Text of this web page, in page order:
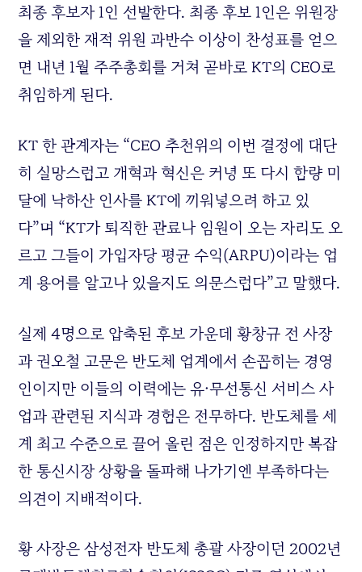
최종 후보자 1인 선발한다. 최종 후보 1인은 위원장
을 제외한 재적 위원 과반수 이상이 찬성표를 얻으
면 내년 1월 주주총회를 거쳐 곧바로 KT의 CEO로
취임하게 된다.
KT 한 관계자는 “CEO 추천위의 이번 결정에 대단
히 실망스럽고 개혁과 혁신은 커녕 또 다시 함량 미
달에 낙하산 인사를 KT에 끼워넣으려 하고 있
다”며 “KT가 퇴직한 관료나 임원이 오는 자리도 오
르고 그들이 가입자당 평균 수익(ARPU)이라는 업
계 용어를 알고나 있을지도 의문스럽다”고 말했다.
실제 4명으로 압축된 후보 가운데 황창규 전 사장
과 권오철 고문은 반도체 업계에서 손꼽히는 경영
인이지만 이들의 이력에는 유·무선통신 서비스 사
업과 관련된 지식과 경험은 전무하다. 반도체를 세
계 최고 수준으로 끌어 올린 점은 인정하지만 복잡
한 통신시장 상황을 돌파해 나가기엔 부족하다는
의견이 지배적이다.
황 사장은 삼성전자 반도체 총괄 사장이던 2002년